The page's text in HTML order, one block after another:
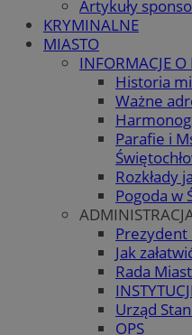
Artykuły
KRYMINALNE
MIASTO
INFORMACJE O
Historia
Ważne
Parafie i
Rozkłady
Pogoda w
Prezydent
Jak
Rada
Urząd
OPS